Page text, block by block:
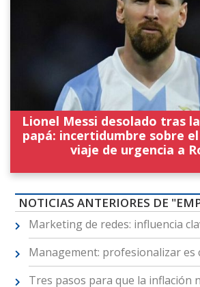
Lionel Messi desolado tras
papá: incertidumbre sobre
viaje de urgencia a
NOTICIAS ANTERIORES DE
Marketing de redes: influencia
Management: profesionalizar es
Tres pasos para que la inflación